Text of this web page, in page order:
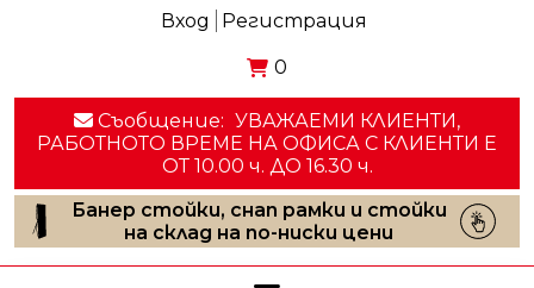
Вход Регистрация
0
Съобщение: УВАЖАЕМИ КЛИЕНТИ,
РАБОТНОТО ВРЕМЕ НА ОФИСА С КЛИЕНТИ E
ОТ 10.00 ч. ДО 16.30 ч.
Банер стойки, снап рамки и стойки
на склад на по-ниски цени